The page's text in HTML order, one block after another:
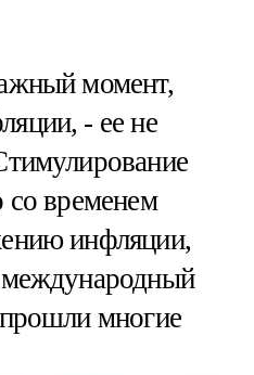
момент,
- ее не
со временем
инфляции,
международный
многие